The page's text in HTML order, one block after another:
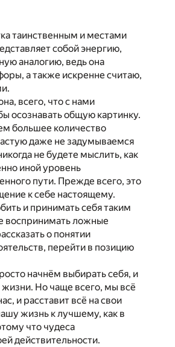
таинственным и местами
собой энергию,
аналогию, ведь она
а также искренне считаю,
всего, что с нами
осознавать общую картинку.
большее количество
даже не задумываемся
не будете мыслить, как
иной уровень
пути. Прежде всего, это
к себе настоящему.
и принимать себя таким
воспринимать ложные
о понятии
перейти в позицию
начнём выбирать себя, и
жизни. Но чаще всего, мы всё
и расставит всё на свои
жизнь к лучшему, как в
что чудеса
действительности.